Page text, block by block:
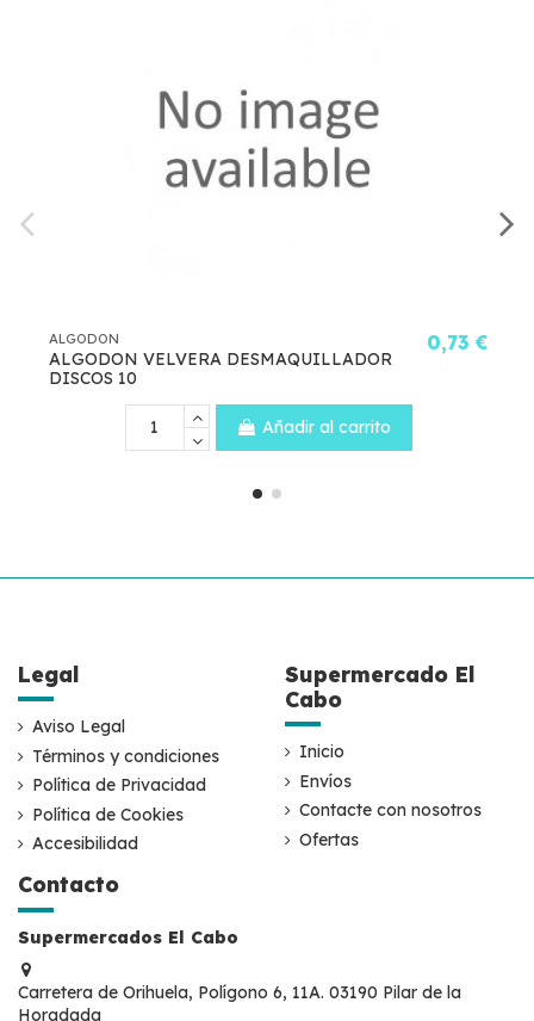
VELVERA DESMAQUILLADOR
10
0,73 €
Añadir al carrito
Legal
Aviso Legal
Términos y condiciones
Política de Privacidad
Política de Cookies
Accesibilidad
Supermercado El
Cabo
Inicio
Envíos
Contacte con nosotros
Ofertas
Contacto
Supermercados El Cabo
Carretera de Orihuela, Polígono 6, 11A. 03190 Pilar de la
Horadada